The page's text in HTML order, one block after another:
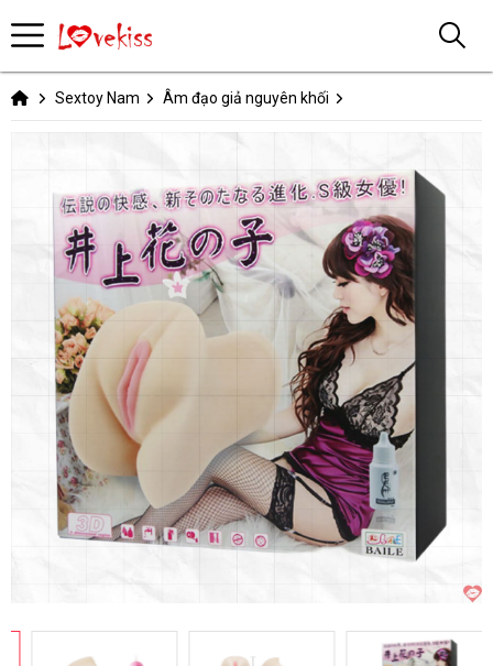
Sextoy Nam Âm đạo giả nguyên khối